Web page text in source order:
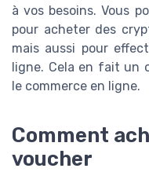
à vos besoins. Vous
pour acheter des
mais aussi pour
ligne. Cela en fait un
le commerce en ligne.
Comment
voucher